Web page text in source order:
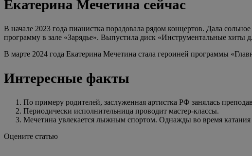
Екатерина Мечетина сейчас
В начале 2023 года пианистка порадовала рядом концертов. Дала
программу в зале «Зарядье». Выпустила диск «Инструментальные хиты
В марте 2024 года Екатерина Мечетина стала героиней программы
Интересные факты
По примеру родителей, заслуженная артистка РФ занялась
Периодически исполнительница проводит мастер-классы.
Мечетина увлекается лыжным спортом. Однажды во время катания
Оцените статью